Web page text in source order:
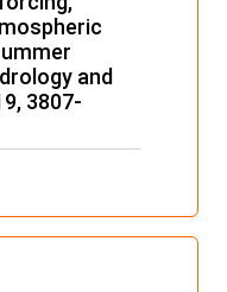
and
3807-